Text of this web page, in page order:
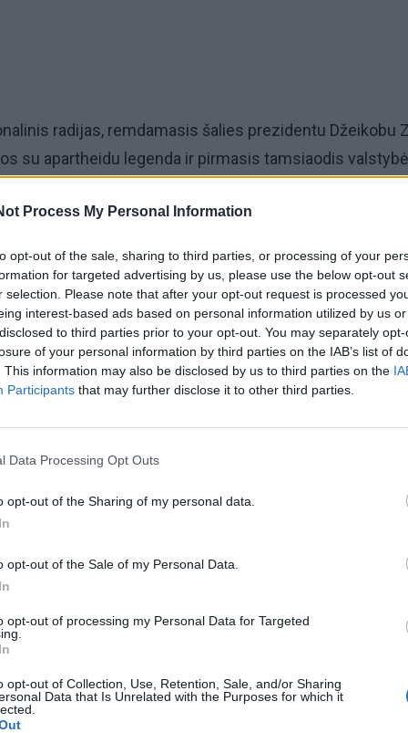
Process My Personal Information
opt-out of the sale, sharing to third parties, or processing of your
for targeted advertising by us, please use the below opt-out
selection. Please note that after your opt-out request is processed
interest-based ads based on personal information utilized by us
to third parties prior to your opt-out. You may separately
of your personal information by third parties on the IAB’s list of
This information may also be disclosed by us to third parties on the
Participants that may further disclose it to other third parties.
Data Processing Opt Outs
opt-out of the Sharing of my personal data.
opt-out of the Sale of my Personal Data.
opt-out of processing my Personal Data for Targeted
opt-out of Collection, Use, Retention, Sale, and/or Sharing
Data that Is Unrelated with the Purposes for which it
radijas, remdamasis šalies prezidentu Džeikobu
su apartheidu legenda ir pirmasis tamsiaodis
nuleistos iki pusės stiebo. Kol kas laidotuvių data
PAR žiniasklaida, jos turėtų įvykti kitą šeštadienį.
eidamas 96-uosius metus. Pastaraisiais
grįžusi Karina
didžiausią savo
Jūros šventę anksčiau puošęs
Anatolijus Klemencovas: gal jau